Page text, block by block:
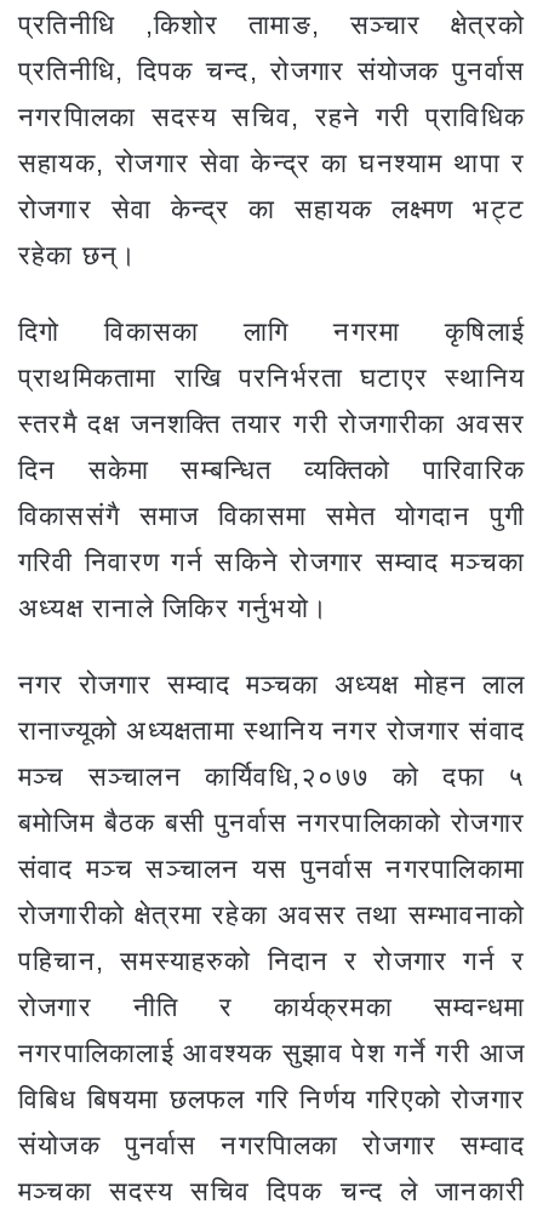
प्रतिनीधि ,किशोर तामाङ, सञ्चार क्षेत्रको
प्रतिनीधि, दिपक चन्द, रोजगार संयोजक पुनर्वास
नगरपािलका सदस्य सचिव, रहने गरी प्राविधिक
सहायक, रोजगार सेवा केन्द्र का घनश्याम थापा र
रोजगार सेवा केन्द्र का सहायक लक्ष्मण भट्ट
रहेका छन्।
दिगो विकासका लागि नगरमा कृषिलाई
प्राथमिकतामा राखि परनिर्भरता घटाएर स्थानिय
स्तरमै दक्ष जनशक्ति तयार गरी रोजगारीका अवसर
दिन सकेमा सम्बन्धित व्यक्तिको पारिवारिक
विकाससंगै समाज विकासमा समेत योगदान पुगी
गरिवी निवारण गर्न सकिने रोजगार सम्वाद मञ्चका
अध्यक्ष रानाले जिकिर गर्नुभयो।
नगर रोजगार सम्वाद मञ्चका अध्यक्ष मोहन लाल
रानाज्यूको अध्यक्षतामा स्थानिय नगर रोजगार संवाद
मञ्च सञ्चालन कार्यिवधि,२०७७ को दफा ५
बमोजिम बैठक बसी पुनर्वास नगरपालिकाको रोजगार
संवाद मञ्च सञ्चालन यस पुनर्वास नगरपालिकामा
रोजगारीको क्षेत्रमा रहेका अवसर तथा सम्भावनाको
पहिचान, समस्याहरुको निदान र रोजगार गर्न र
रोजगार नीति र कार्यक्रमका सम्वन्धमा
नगरपालिकालाई आवश्यक सुझाव पेश गर्ने गरी आज
विबिध बिषयमा छलफल गरि निर्णय गरिएको रोजगार
संयोजक पुनर्वास नगरपािलका रोजगार सम्वाद
मञ्चका सदस्य सचिव दिपक चन्द ले जानकारी